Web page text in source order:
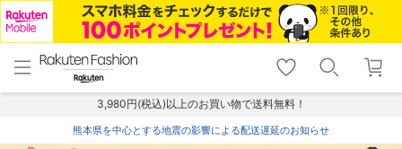
menu home
トップ
shopping_cart lock_outline
ログイン
3,980円(税込)以上のお買い物で送料無料！
熊本県を中心とする地震の影響による配送遅延のお知らせ